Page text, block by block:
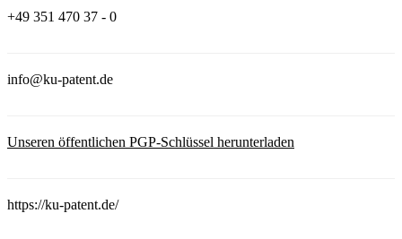
+49 351 470 37 - 0
info@ku-patent.de
Unseren öffentlichen PGP-Schlüssel herunterladen
https://ku-patent.de/